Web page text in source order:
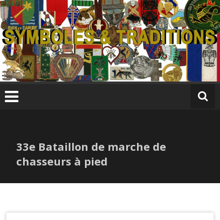
Skip
to
content
S
y
s
&
T
a
ti
33e Bataillon de marche de
chasseurs à pied